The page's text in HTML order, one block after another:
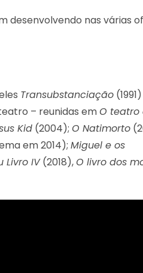
desenvolvendo nas várias
Transubstanciação
– reunidas emO teatro
Kid (2004); O Natimorto
em 2014); Miguel e os
Livro IV(2018),O livro dos